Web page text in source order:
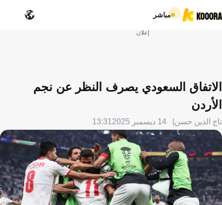
مباشر
إعلان
الاتفاق السعودي يصرف النظر عن نجم
الأردن
تاج الدين حسن 14 ديسمبر 2025 13:31